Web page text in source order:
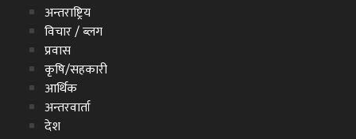
अन्तराष्ट्रिय
विचार / ब्लग
प्रवास
कृषि/सहकारी
आर्थिक
अन्तरवार्ता
देश